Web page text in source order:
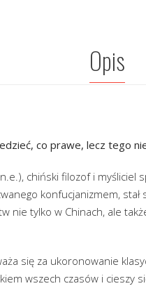
Opis
co prawe, lecz tego
chiński filozof i myśliciel
konfucjanizmem, stał
nie tylko w Chinach, ale
się za ukoronowanie
wszech czasów i cieszy